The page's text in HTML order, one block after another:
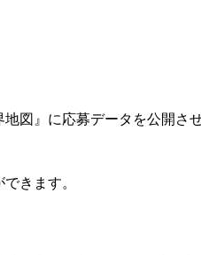
図』に応募データを公開さ
きます。